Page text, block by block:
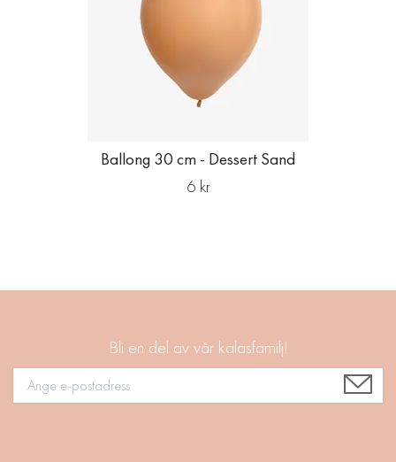
Ballong 30 cm - Dessert Sand
6 kr
Bli en del av vår kalasfamilj!